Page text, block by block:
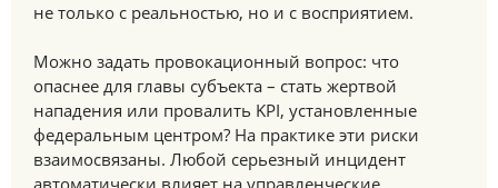
не только с реальностью, но и с восприятием.
Можно задать провокационный вопрос: что
опаснее для главы субъекта – стать жертвой
нападения или провалить KPI, установленные
федеральным центром? На практике эти риски
взаимосвязаны. Любой серьезный инцидент
автоматически влияет на управленческие